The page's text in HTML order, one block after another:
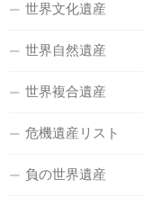
世界文化遺産
世界自然遺産
世界複合遺産
危機遺産リスト
負の世界遺産